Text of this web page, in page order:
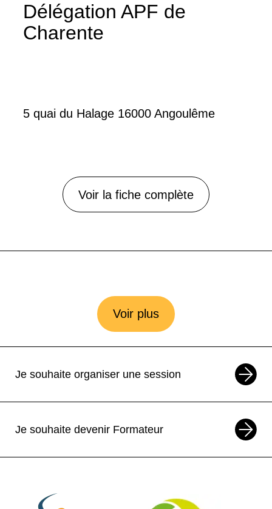
Délégation APF de
Charente
5 quai du Halage 16000 Angoulême
Voir la fiche complète
Voir plus
Je souhaite organiser une session
Je souhaite devenir Formateur